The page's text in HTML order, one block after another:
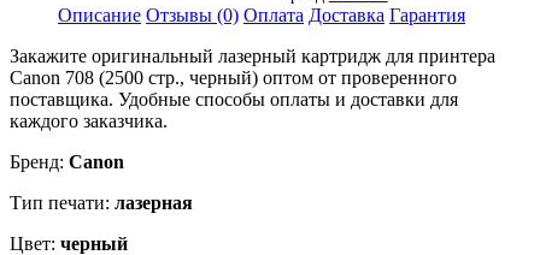
Описание Отзывы (0) Оплата Доставка Гарантия
Закажите оригинальный лазерный картридж для принтера
Canon 708 (2500 стр., черный) оптом от проверенного
поставщика. Удобные способы оплаты и доставки для
каждого заказчика.
Бренд: Canon
Тип печати: лазерная
Цвет: черный